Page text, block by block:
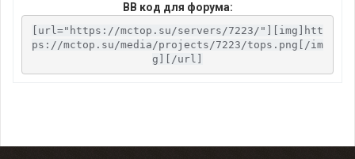
BB код для форума:
[url="https://mctop.su/servers/7223/"][img]htt
ps://mctop.su/media/projects/7223/tops.png[/im
g][/url]